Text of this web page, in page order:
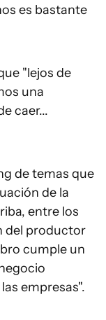
es bastante
"lejos de
una
caer...
de temas que
de la
entre los
del productor
cumple un
empresas".